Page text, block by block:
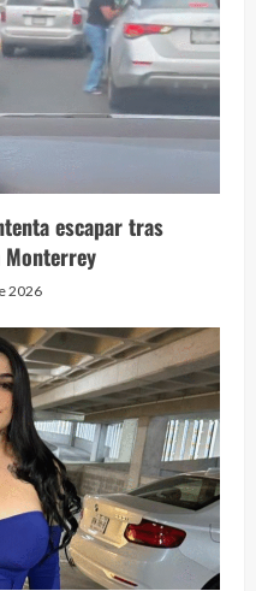
escapar tras
2026